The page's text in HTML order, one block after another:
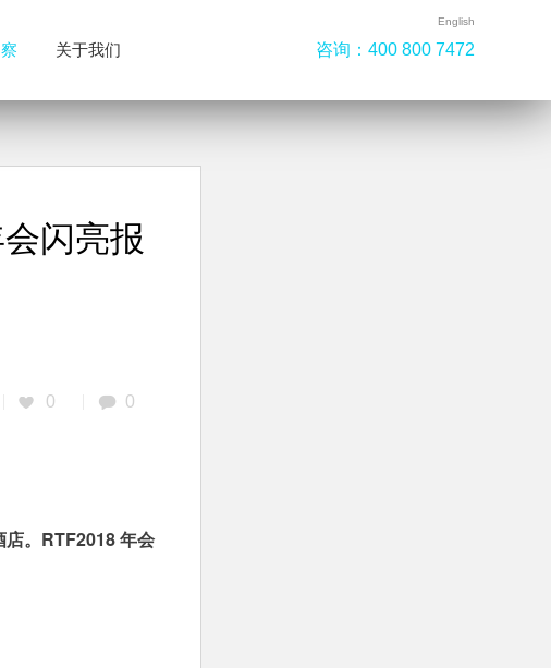
咨询： 400 800 7472
English
关于我们
闪亮报
0 0
。RTF2018 年会